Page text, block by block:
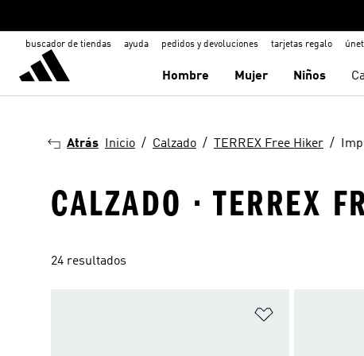
buscador de tiendas ayuda pedidos y devoluciones tarjetas regalo
Hombre Mujer Niños
Atrás Inicio Calzado TERREX Free Hiker
CALZADO · TERREX
24 resultados